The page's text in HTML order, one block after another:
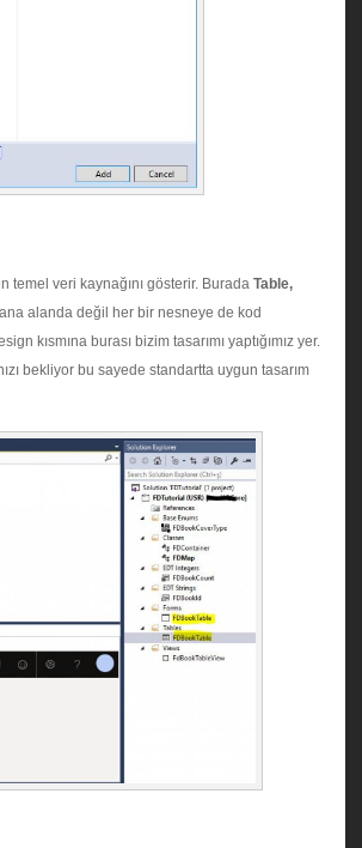
temel veri kaynağını gösterir. Burada Table,
alanda değil her bir nesneye de kod
kısmına burası bizim tasarımı yaptığımız yer.
bekliyor bu sayede standartta uygun tasarım